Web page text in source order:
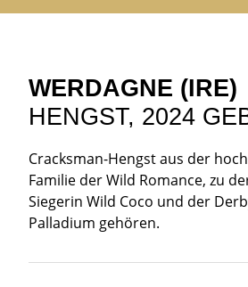
WERDAGNE (IRE)
HENGST, 2024
Cracksman-Hengst aus der
Familie der Wild Romance, zu
Siegerin Wild Coco und der
Palladium gehören.